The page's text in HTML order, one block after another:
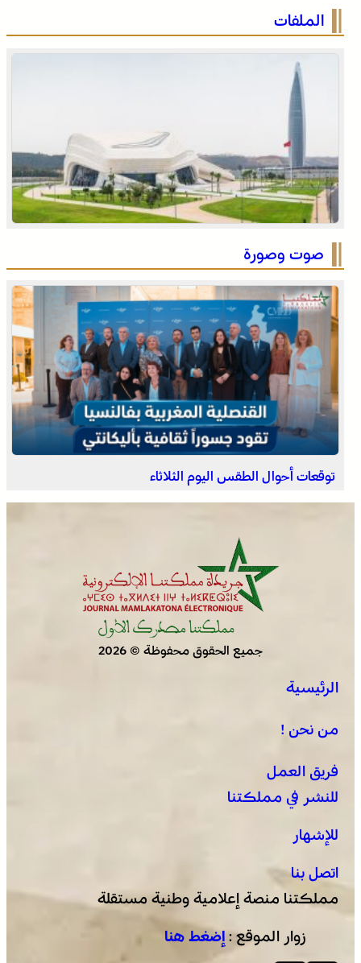
الرباط في صيف سياحي استثنائي .. ارتفاع الإقبال ينعش القطاع
الفندقي
التفاصيل الكاملة لاقتحام ولي العهد مياه سبتة المحتلة على
العثور على جثة مقطعة الأطراف داخل عشة بمنطقة منابع
بوزملان والتحقيقات متواصلة لكشف ملابسات الجريمة
الملفات
صوت وصورة
توقعات أحوال الطقس اليوم الثلاثاء
جميع الحقوق محفوظة © 2026
الرئيسية
من نحن !
فريق العمل
للنشر في مملكتنا
للإشهار
اتصل بنا
مملكتنا منصة إعلامية وطنية مستقلة
زوار الموقع : إضغط هنا